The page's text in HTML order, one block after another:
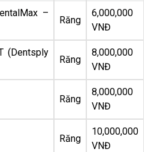
–
Răng
6,000,000
VNĐ
(Dentsply
Răng
8,000,000
VNĐ
Răng
8,000,000
VNĐ
Răng
10,000,000
VNĐ